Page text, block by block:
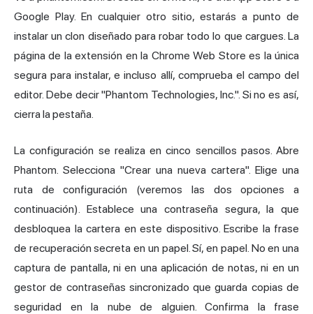
Google Play. En cualquier otro sitio, estarás a punto de
instalar un clon diseñado para robar todo lo que cargues. La
página de la extensión en la Chrome Web Store es la única
segura para instalar, e incluso allí, comprueba el campo del
editor. Debe decir "Phantom Technologies, Inc.". Si no es así,
cierra la pestaña.
La configuración se realiza en cinco sencillos pasos. Abre
Phantom. Selecciona "Crear una nueva cartera". Elige una
ruta de configuración (veremos las dos opciones a
continuación). Establece una contraseña segura, la que
desbloquea la cartera en este dispositivo. Escribe la frase
de recuperación secreta en un papel. Sí, en papel. No en una
captura de pantalla, ni en una aplicación de notas, ni en un
gestor de contraseñas sincronizado que guarda copias de
seguridad en la nube de alguien. Confirma la frase